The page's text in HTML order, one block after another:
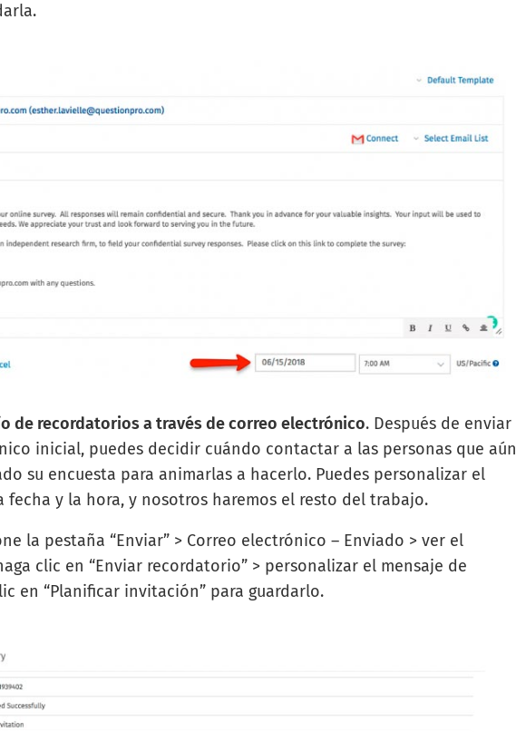
de recordatorios a través de correo electrónico. Después de enviar
inicial, puedes decidir cuándo contactar a las personas que aún
su encuesta para animarlas a hacerlo. Puedes personalizar el
fecha y la hora, y nosotros haremos el resto del trabajo.
la pestaña “Enviar” > Correo electrónico – Enviado > ver el
clic en “Enviar recordatorio” > personalizar el mensaje de
en “Planificar invitación” para guardarlo.